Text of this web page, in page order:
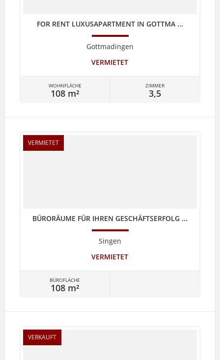
FOR RENT LUXUSAPARTMENT IN GOTTMA ...
Gottmadingen
VERMIETET
WOHNFLÄCHE
108 m²
ZIMMER
3,5
VERMIETET
BÜRORÄUME FÜR IHREN GESCHÄFTSERFOLG ...
Singen
VERMIETET
BÜROFLÄCHE
108 m²
VERKAUFT